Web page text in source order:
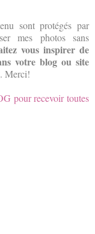
sont protégés par
mes photos
sans
vous inspirer de
votre blog ou site
. Merci!
pour recevoir toutes